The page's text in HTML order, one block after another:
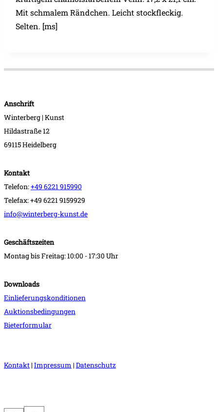
Mit schmalem Rändchen. Leicht stockfleckig.
Selten. [ms]
Anschrift
Winterberg | Kunst
Hildastraße 12
69115 Heidelberg
Kontakt
Telefon:+49 6221 915990
Telefax: +49 6221 9159929
info@winterberg-kunst.de
Geschäftszeiten
Montag bis Freitag: 10:00 - 17:30 Uhr
Downloads
Einlieferungskonditionen
Auktionsbedingungen
Bieterformular
Kontakt |Impressum |Datenschutz